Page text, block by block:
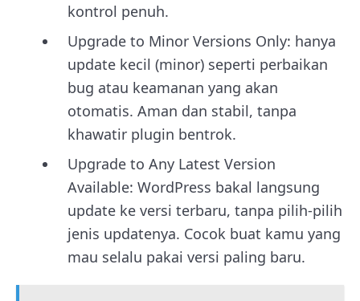
kontrol penuh.
Upgrade to Minor Versions Only: hanya
update kecil (minor) seperti perbaikan
bug atau keamanan yang akan
otomatis. Aman dan stabil, tanpa
khawatir plugin bentrok.
Upgrade to Any Latest Version
Available: WordPress bakal langsung
update ke versi terbaru, tanpa pilih-pilih
jenis updatenya. Cocok buat kamu yang
mau selalu pakai versi paling baru.